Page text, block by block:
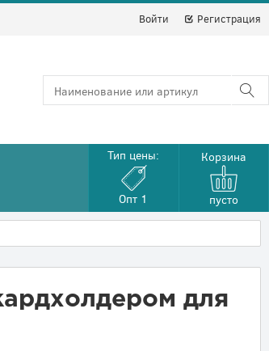
Войти Регистрация
Тип цены:
Опт 1
Корзина
пусто
для